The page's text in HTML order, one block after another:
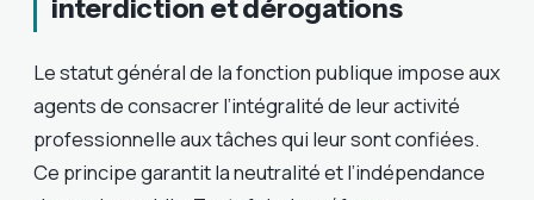
interdiction et dérogations
Le statut général de la fonction publique impose aux
agents de consacrer l’intégralité de leur activité
professionnelle aux tâches qui leur sont confiées.
Ce principe garantit la neutralité et l’indépendance